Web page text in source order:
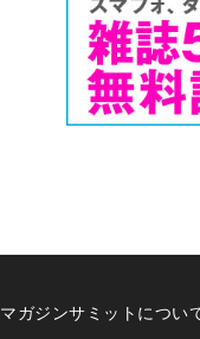
マガジンサミットについ